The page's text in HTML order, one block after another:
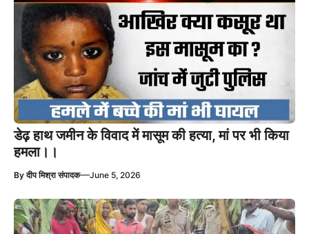
डेढ़ हाथ जमीन के विवाद में मासूम की हत्या, मां पर भी किया
हमला।।
Byदीप मिश्रा संपादक—June 5, 2026